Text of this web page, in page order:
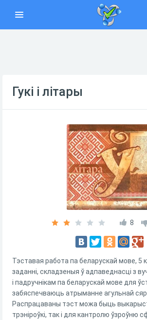
Гукі і літары
8
Тэставая работа па беларускай мове, 5
заданні, складзеныя ў адпаведнасці з
і падручнікам па беларускай мове для
забяспечваюць атрыманне агульнай
Распрацаваны тэст можа быць
трэніроўкі, так і для кантролю ўзроўню